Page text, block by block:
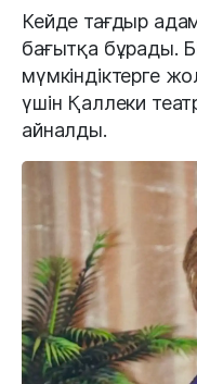
Кейде тағдыр
бағытқа бұрады.
мүмкіндіктерге
үшін Қаллеки
айналды.